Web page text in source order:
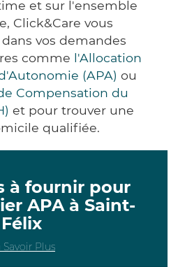
et sur l'ensemble
Click&Care vous
vos demandes
comme l'Allocation
(APA) ou
Compensation du
et pour trouver une
qualifiée.
à fournir pour
APA à Saint-
Félix
Savoir Plus